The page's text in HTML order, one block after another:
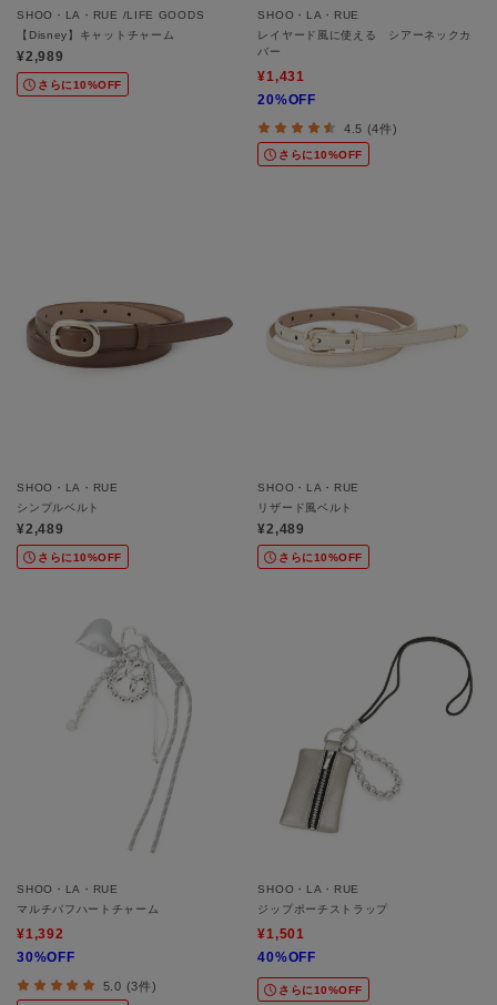
SHOO・LA・RUE /LIFE GOODS
【Disney】キャットチャーム
¥2,989
さらに10%OFF
SHOO・LA・RUE
レイヤード風に使える シアーネックカ
バー
¥1,431
20%OFF
4.5 (4件)
さらに10%OFF
SHOO・LA・RUE
シンプルベルト
¥2,489
さらに10%OFF
SHOO・LA・RUE
リザード風ベルト
¥2,489
さらに10%OFF
SHOO・LA・RUE
マルチパフハートチャーム
¥1,392
30%OFF
5.0 (3件)
SHOO・LA・RUE
ジップポーチストラップ
¥1,501
40%OFF
さらに10%OFF